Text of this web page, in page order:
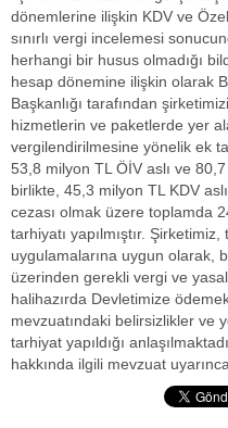
dönemlerine ilişkin KDV ve
sınırlı vergi incelemesi
herhangi bir husus olmadığı
hesap dönemine ilişkin olarak
Başkanlığı tarafından
hizmetlerin ve paketlerde yer
vergilendirilmesine yönelik ek
53,8 milyon TL ÖİV aslı ve
birlikte, 45,3 milyon TL KDV
cezası olmak üzere toplamda
tarhiyatı yapılmıştır.
uygulamalarına uygun olarak,
üzerinden gerekli vergi ve
halihazırda Devletimize
mevzuatındaki belirsizlikler ve
tarhiyat yapıldığı
hakkında ilgili mevzuat